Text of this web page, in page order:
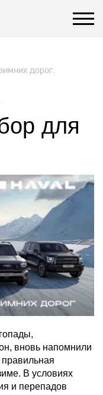
дорог.
для
вновь напомнили
В условиях
и перепадов